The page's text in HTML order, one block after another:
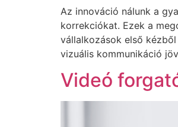
Az innováció nálunk a
korrekciókat. Ezek a
vállalkozások első
vizuális kommunikáció
Videó